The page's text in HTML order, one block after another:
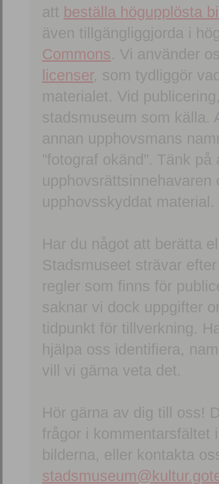
att beställa högupplösta
även tillgängliggjorda i
Commons. Vi använder
licenser, som tydliggör
materialet. Vid
stadsmuseum som källa.
annan upphovsmans
”fotograf okänd”. Tänk
upphovsskyddat material.
Har du något att berätta
Stadsmuseet strävar
regler som finns för
saknar vi dock uppgifter
tidpunkt för tillverkning.
hjälpa oss identifiera,
vill vi gärna veta det.
Hör gärna av dig till oss!
frågor i kommentarsfältet
bilderna, eller kontakta